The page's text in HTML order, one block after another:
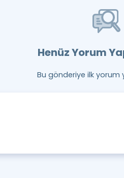
Henüz Yorum
Bu gönderiye ilk yorum